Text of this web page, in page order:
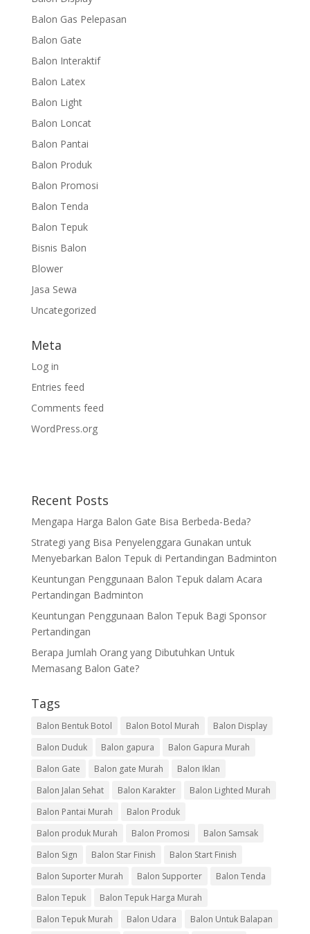
Balon Gas Pelepasan
Balon Gate
Balon Interaktif
Balon Latex
Balon Light
Balon Loncat
Balon Pantai
Balon Produk
Balon Promosi
Balon Tenda
Balon Tepuk
Bisnis Balon
Blower
Jasa Sewa
Uncategorized
Meta
Log in
Entries feed
Comments feed
WordPress.org
Recent Posts
Mengapa Harga Balon Gate Bisa Berbeda-Beda?
Strategi yang Bisa Penyelenggara Gunakan untuk
Menyebarkan Balon Tepuk di Pertandingan Badminton
Keuntungan Penggunaan Balon Tepuk dalam Acara
Pertandingan Badminton
Keuntungan Penggunaan Balon Tepuk Bagi Sponsor
Pertandingan
Berapa Jumlah Orang yang Dibutuhkan Untuk
Memasang Balon Gate?
Tags
Balon Bentuk Botol Balon Botol Murah
Balon Display
Balon Duduk
Balon gapura
Balon Gapura Murah
Balon Gate
Balon gate Murah
Balon Iklan
Balon Jalan Sehat
Balon Karakter
Balon Lighted Murah
Balon Pantai Murah
Balon Produk
Balon produk Murah
Balon Promosi
Balon Samsak
Balon Sign
Balon Star Finish
Balon Start Finish
Balon Suporter Murah
Balon Supporter
Balon Tenda
Balon Tepuk
Balon Tepuk Harga Murah
Balon Tepuk Murah
Balon Udara
Balon Untuk Balapan